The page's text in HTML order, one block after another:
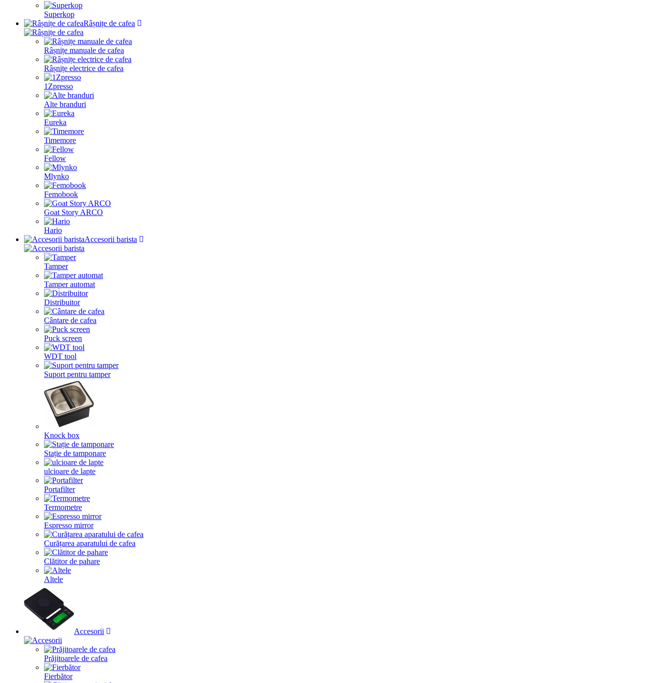
Superkop
Râșnițe de cafea
Râșnițe manuale de cafea
Râșnițe electrice de cafea
1Zpresso
Alte branduri
Eureka
Timemore
Fellow
Mlynko
Femobook
Goat Story ARCO
Hario
Accesorii barista
Tamper
Tamper automat
Distribuitor
Cântare de cafea
Puck screen
WDT tool
Suport pentru tamper
Knock box
Stație de tamponare
ulcioare de lapte
Portafilter
Termometre
Espresso mirror
Curățarea aparatului de cafea
Clătitor de pahare
Altele
Accesorii
Prăjitoarele de cafea
Fierbător